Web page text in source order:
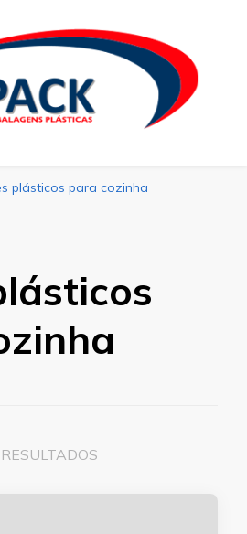
plásticos para cozinha